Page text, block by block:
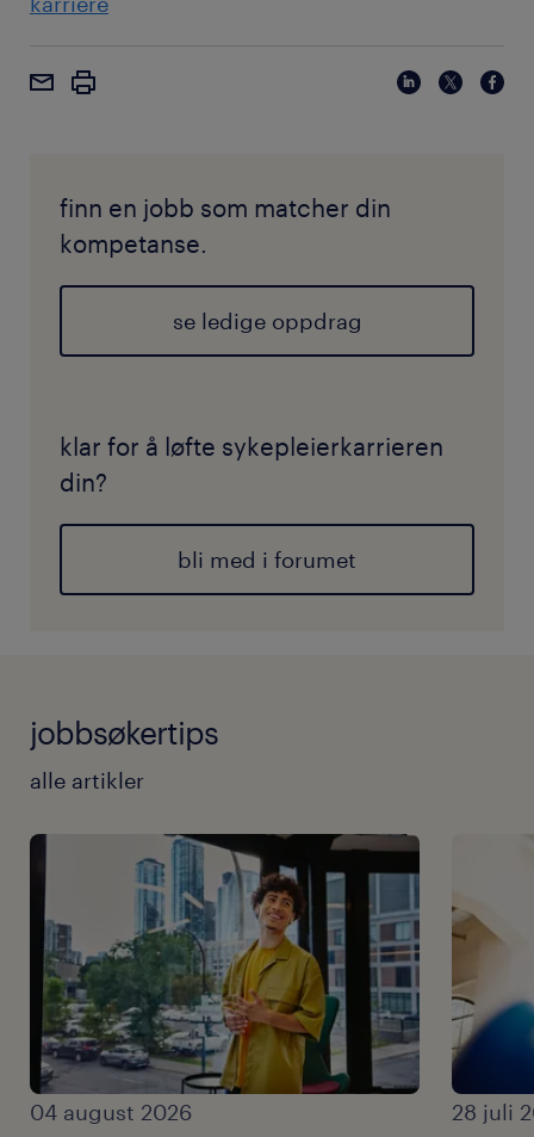
finn en jobb som matcher din
kompetanse.
se ledige oppdrag
klar for å løfte sykepleierkarrieren
din?
bli med i forumet
jobbsøkertips
alle artikler
04 august 2026 28 juli